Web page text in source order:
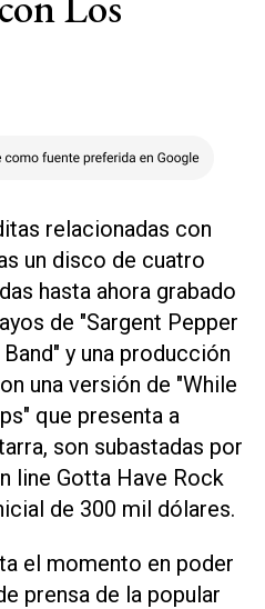
relacionadas con
un disco de cuatro
hasta ahora grabado
de "Sargent Pepper
y una producción
una versión de "While
que presenta a
son subastadas por
line Gotta Have Rock
de 300 mil dólares.
el momento en poder
prensa de la popular